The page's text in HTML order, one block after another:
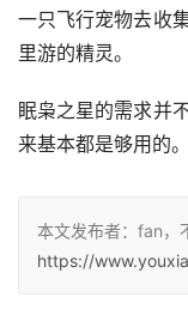
一只飞行宠物去收
里游的精灵。
眠枭之星的需求并
来基本都是够用的。
本文发布者：fan，
https://